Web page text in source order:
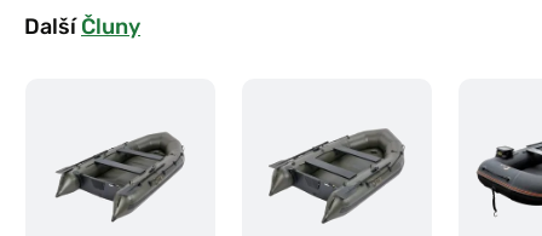
DalšíČluny